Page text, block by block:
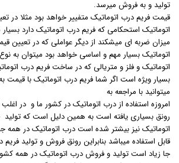
تولید و به فروش میرسد.
قیمت فریم درب اتوماتیک متفییر خواهد بود مثلا در
اتوماتیک استحکامی که فریم درب اتوماتیک دارد
میزان ضربه ای میشکند از دیگر عواملی که در تعیین
اتوماتیک بسیار مهم و اساسی خواهد بود میتوان به
اتوماتیک و فلز و متریالی که در ساخت فریم درب
بسیار ویژه است اگر شما فریم درب اتوماتیک با قیمت
میتوانید با مراجعه به
امروزه استفاده از درب اتوماتیک در کشور ما و در
رونق بسیاری یافته است به همین دلیل است که
اتوماتیک نیز بیشتر شده است درب اتوماتیک در همه
قابل استفاده میباشد بنابراین رونق فروش و تولید
جا زیاد است تولید و فروش درب اتوماتیک در همه